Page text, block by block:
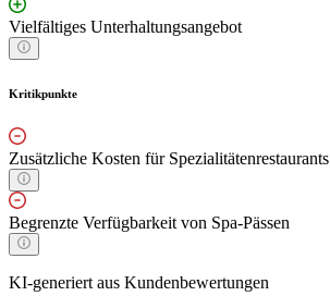
Vielfältiges Unterhaltungsangebot
Kritikpunkte
Zusätzliche Kosten für Spezialitätenrestaurants
Begrenzte Verfügbarkeit von Spa-Pässen
KI-generiert aus Kundenbewertungen